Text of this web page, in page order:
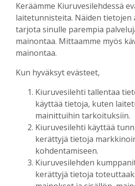
AIEMMIN AIHEESTA
Keräämme Kiuruvesilehdessä
laitetunnisteita. Näiden tietojen
tarjota sinulle parempia
mainontaa. Mittaamme myös
mainontaa.
Kun hyväksyt evästeet,
Kiuruvesilehti tallentaa
käyttää tietoja, kuten
mainittuihin tarkoituksiin.
Kiuruvesilehti käyttää
kerättyjä tietoja
kohdentamiseen.
Kiuruvesilehden
kerättyjä tietoja